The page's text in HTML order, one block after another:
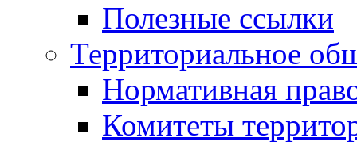
Полезные ссылки
Территориальное
Нормативная
Комитеты